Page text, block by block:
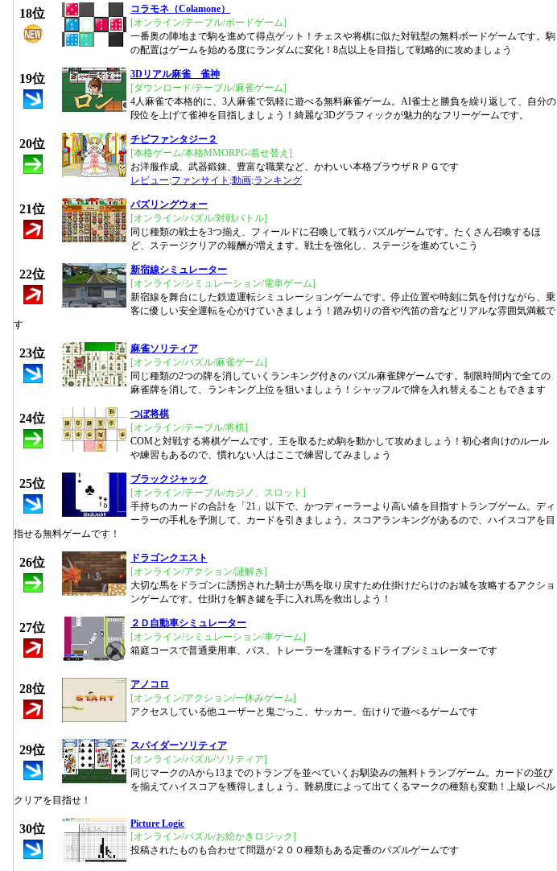
18位
コラモネ（Colamone）
[オンライン/テーブル/ボードゲーム]
一番奥の陣地まで駒を進めて得点ゲット！チェスや将棋に似た対戦型の無料ボードゲームです。駒
の配置はゲームを始める度にランダムに変化！8点以上を目指して戦略的に攻めましょう
19位
3Dリアル麻雀 雀神
[ダウンロード/テーブル/麻雀ゲーム]
4人麻雀で本格的に、3人麻雀で気軽に遊べる無料麻雀ゲーム。AI雀士と勝負を繰り返して、自分の
段位を上げて雀神を目指しましょう！綺麗な3Dグラフィックが魅力的なフリーゲームです。
20位
チビファンタジー２
[本格ゲーム/本格MMORPG/着せ替え]
お洋服作成、武器鍛錬、豊富な職業など、かわいい本格ブラウザＲＰＧです
レビュー:ファンサイト :動画:ランキング
21位
パズリングウォー
[オンライン/パズル/対戦バトル]
同じ種類の戦士を3つ揃え、フィールドに召喚して戦うパズルゲームです。たくさん召喚するほ
ど、ステージクリアの報酬が増えます。戦士を強化し、ステージを進めていこう
22位
新宿線シミュレーター
[オンライン/シミュレーション/電車ゲーム]
新宿線を舞台にした鉄道運転シミュレーションゲームです。停止位置や時刻に気を付けながら、乗
客に優しい安全運転を心がけていきましょう！踏み切りの音や汽笛の音などリアルな雰囲気満載で
す
23位
麻雀ソリティア
[オンライン/パズル/麻雀ゲーム]
同じ種類の2つの牌を消していくランキング付きのパズル麻雀牌ゲームです。制限時間内で全ての
麻雀牌を消して、ランキング上位を狙いましょう！シャッフルで牌を入れ替えることもできます
24位
つぼ将棋
[オンライン/テーブル/将棋]
COMと対戦する将棋ゲームです。王を取るため駒を動かして攻めましょう！初心者向けのルール
や練習もあるので、慣れない人はここで練習してみましょう
25位
ブラックジャック
[オンライン/テーブル/カジノ、スロット]
手持ちのカードの合計を「21」以下で、かつディーラーより高い値を目指すトランプゲーム。ディ
ーラーの手札を予測して、カードを引きましょう。スコアランキングがあるので、ハイスコアを目
指せる無料ゲームです！
26位
ドラゴンクエスト
[オンライン/アクション/謎解き]
大切な馬をドラゴンに誘拐された騎士が馬を取り戻すため仕掛けだらけのお城を攻略するアクショ
ンゲームです。仕掛けを解き鍵を手に入れ馬を救出しよう！
27位
２Ｄ自動車シミュレーター
[オンライン/シミュレーション/車ゲーム]
箱庭コースで普通乗用車、バス、トレーラーを運転するドライブシミュレーターです
28位
アノコロ
[オンライン/アクション/一休みゲーム]
アクセスしている他ユーザーと鬼ごっこ、サッカー、缶けりで遊べるゲームです
29位
スパイダーソリティア
[オンライン/パズル/ソリティア]
同じマークのAから13までのトランプを並べていくお馴染みの無料トランプゲーム。カードの並び
を揃えてハイスコアを獲得しましょう。難易度によって出てくるマークの種類も変動！上級レベル
クリアを目指せ！
30位
Picture Logic
[オンライン/パズル/お絵かきロジック]
投稿されたものも合わせて問題が２００種類もある定番のパズルゲームです